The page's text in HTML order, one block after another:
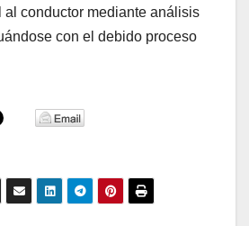
al conductor mediante análisis
con el debido proceso